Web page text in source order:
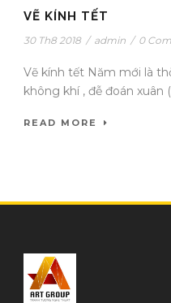
VẼ KÍNH TẾT
30 Th8 2018 / admin / 0
Vẽ kính tết Năm mới là
không khí , đễ đoán xuân
READ MORE